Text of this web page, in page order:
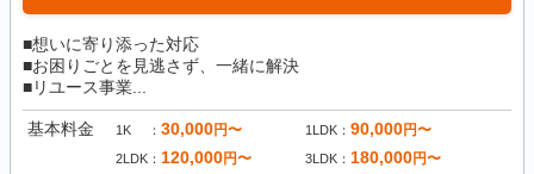
■想いに寄り添った対応
■お困りごとを見逃さず、一緒に解決
■リユース事業...
基本料金 1K 30,000円〜 1LDK 90,000円〜
2LDK 120,000円〜 3LDK 180,000円〜